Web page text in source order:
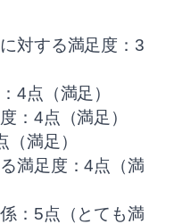
対する満足度：3
4点（満足）
：4点（満足）
満足）
満足度：4点（満
：5点（とても満